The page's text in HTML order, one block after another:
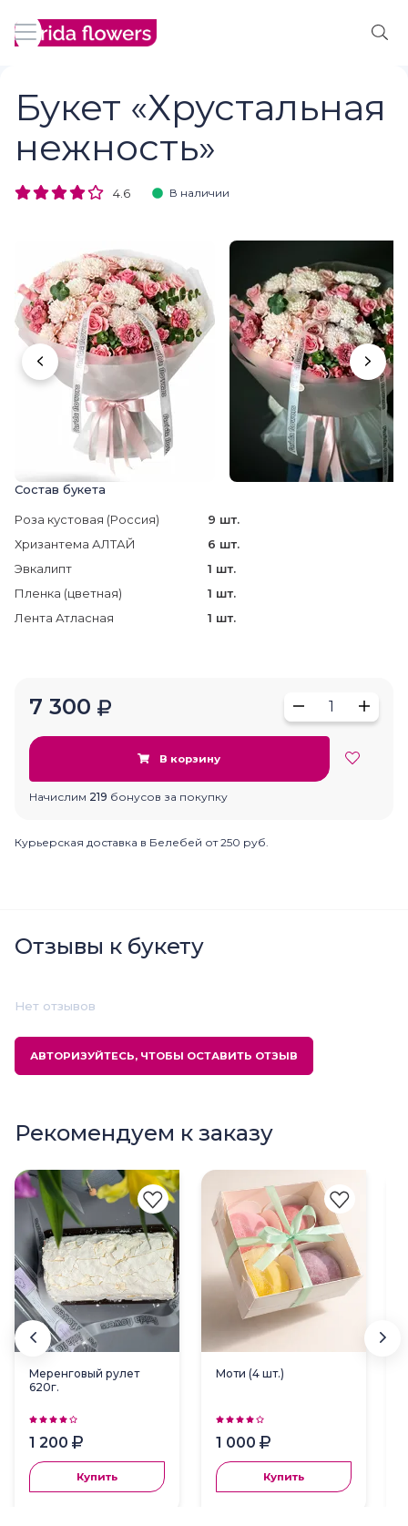
Букет «Хрустальная
нежность»
4.6 В наличии
Состав букета
Роза кустовая (Россия)
9 шт.
Хризантема АЛТАЙ
6 шт.
Эвкалипт
1 шт.
Пленка (цветная)
1 шт.
Лента Атласная
1 шт.
7 300 1
В корзину
Начислим 219 бонусов за покупку
Курьерская доставка в Белебей от 250 руб.
Отзывы к букету
Нет отзывов
АВТОРИЗУЙТЕСЬ, ЧТОБЫ ОСТАВИТЬ ОТЗЫВ
Рекомендуем к заказу
Меренговый рулет
620г.
1 200
Купить
Моти (4 шт.)
1 000
Купить